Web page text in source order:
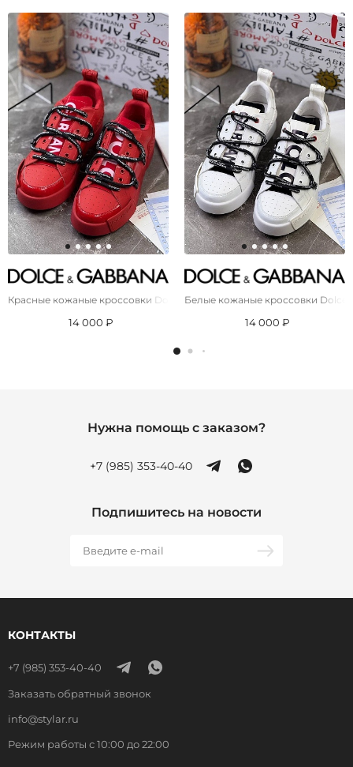
Красные кожаные кроссовки Dolce & Gabbana
14 000 ₽
Белые кожаные кроссовки Dolce
14 000 ₽
Нужна помощь с заказом?
+7 (985) 353-40-40
Подпишитесь на новости
КОНТАКТЫ
+7 (985) 353-40-40
Заказать обратный звонок
info@stylar.ru
Режим работы с 10:00 до 22:00